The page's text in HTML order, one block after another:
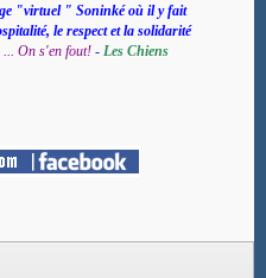
"virtuel " Soninké où il y fait
le respect et la solidarité
... On s'en fout! - Les Chiens